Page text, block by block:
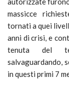
massicce
tornati a quei
anni di crisi, e
tenuta del
salvaguardando,
in questi primi 7